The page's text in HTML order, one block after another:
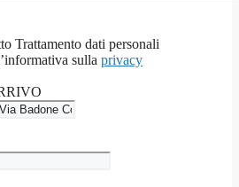
Trattamento dati personali
sulla privacy